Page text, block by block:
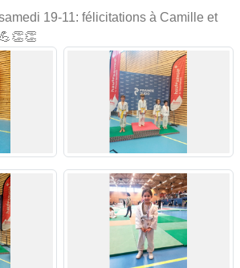
19-11: félicitations à Camille et